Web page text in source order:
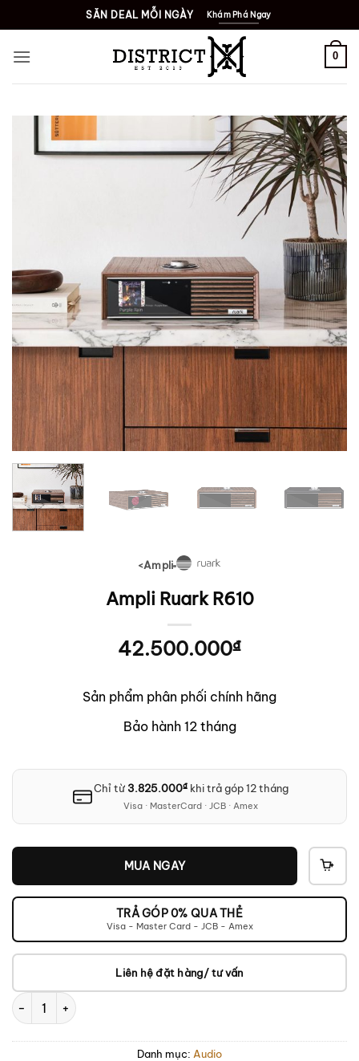
qua
nội
SĂN DEAL MỖI NGÀY Khám Phá Ngay
0
<Ampli
RUARK
Ampli Ruark R610
42.500.000₫
Sản phẩm phân phối chính hãng
Bảo hành 12 tháng
Chỉ từ 3.825.000₫khi trả góp 12 tháng
Visa · MasterCard · JCB · Amex
MUA NGAY
TRẢ GÓP 0% QUA THẺ
Visa - Master Card - JCB - Amex
Liên hệ đặt hàng/ tư vấn
Ampli Ruark R610 số lượng
Danh mục: Audio